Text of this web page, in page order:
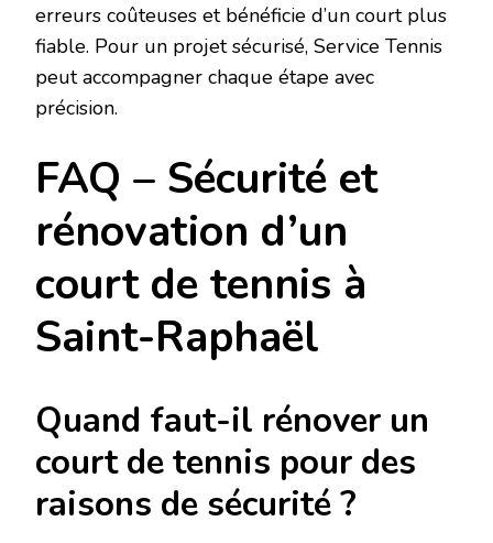
erreurs coûteuses et bénéficie d’un court plus
fiable. Pour un projet sécurisé, Service Tennis
peut accompagner chaque étape avec
précision.
FAQ – Sécurité et
rénovation d’un
court de tennis à
Saint-Raphaël
Quand faut-il rénover un
court de tennis pour des
raisons de sécurité ?